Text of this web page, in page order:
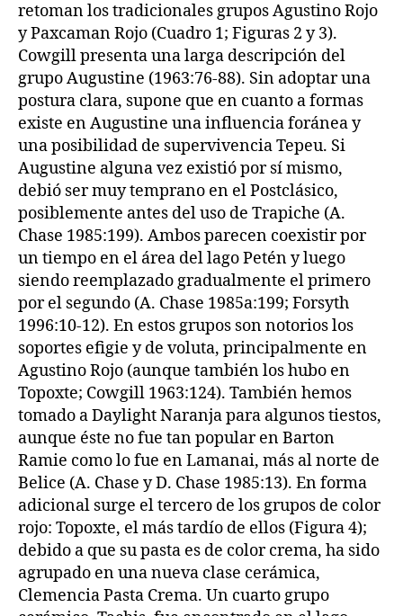
retoman los tradicionales grupos Agustino Rojo
y Paxcaman Rojo (Cuadro 1; Figuras 2 y 3).
Cowgill presenta una larga descripción del
grupo Augustine (1963:76-88). Sin adoptar una
postura clara, supone que en cuanto a formas
existe en Augustine una influencia foránea y
una posibilidad de supervivencia Tepeu. Si
Augustine alguna vez existió por sí mismo,
debió ser muy temprano en el Postclásico,
posiblemente antes del uso de Trapiche (A.
Chase 1985:199). Ambos parecen coexistir por
un tiempo en el área del lago Petén y luego
siendo reemplazado gradualmente el primero
por el segundo (A. Chase 1985a:199; Forsyth
1996:10-12). En estos grupos son notorios los
soportes efigie y de voluta, principalmente en
Agustino Rojo (aunque también los hubo en
Topoxte; Cowgill 1963:124). También hemos
tomado a Daylight Naranja para algunos tiestos,
aunque éste no fue tan popular en Barton
Ramie como lo fue en Lamanai, más al norte de
Belice (A. Chase y D. Chase 1985:13). En forma
adicional surge el tercero de los grupos de color
rojo: Topoxte, el más tardío de ellos (Figura 4);
debido a que su pasta es de color crema, ha sido
agrupado en una nueva clase cerámica,
Clemencia Pasta Crema. Un cuarto grupo